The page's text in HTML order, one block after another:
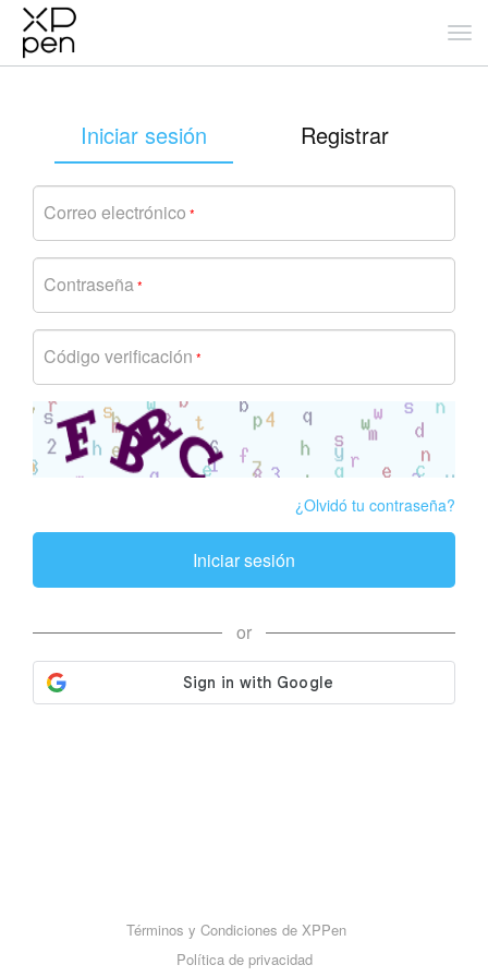
Iniciar sesión Registrar
Correo electrónico *
Contraseña*
Código verificación *
¿Olvidó tu contraseña?
Iniciar sesión
or
Términos y Condiciones de XPPen
Política de privacidad